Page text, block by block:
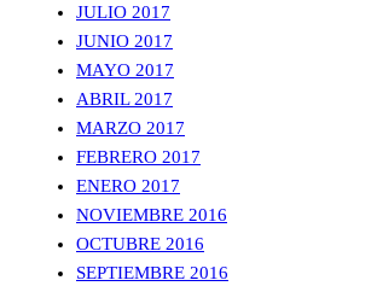
JULIO 2017
JUNIO 2017
MAYO 2017
ABRIL 2017
MARZO 2017
FEBRERO 2017
ENERO 2017
NOVIEMBRE 2016
OCTUBRE 2016
SEPTIEMBRE 2016